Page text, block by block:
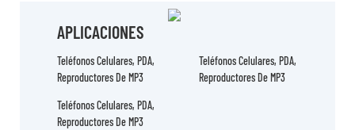
APLICACIONES
Teléfonos Celulares, PDA,
Reproductores De MP3
Teléfonos Celulares, PDA,
Reproductores De MP3
Teléfonos Celulares, PDA,
Reproductores De MP3